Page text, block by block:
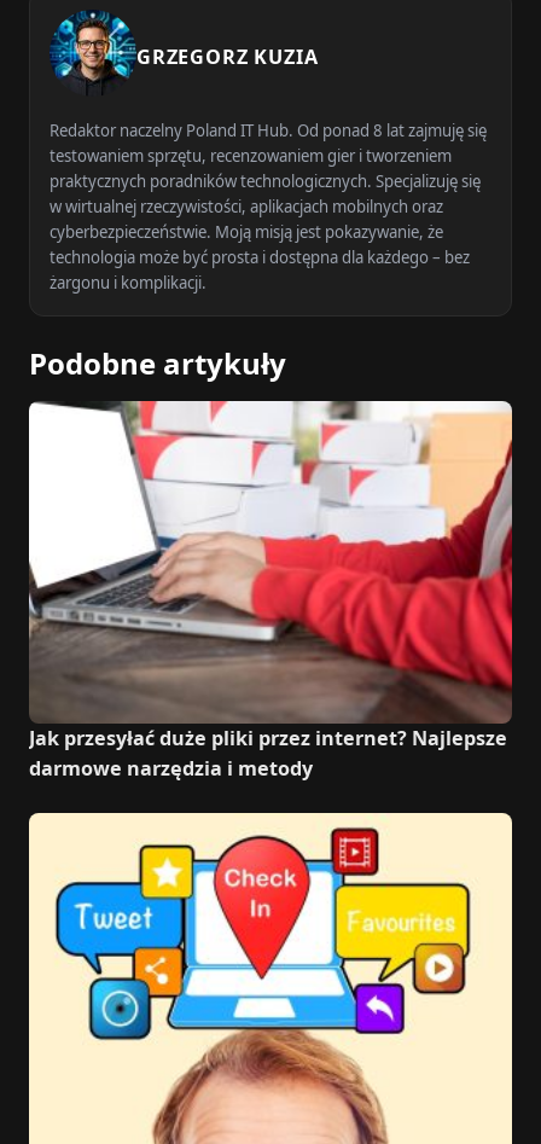
GRZEGORZ KUZIA
Redaktor naczelny Poland IT Hub. Od ponad 8 lat zajmuję się
testowaniem sprzętu, recenzowaniem gier i tworzeniem
praktycznych poradników technologicznych. Specjalizuję się
w wirtualnej rzeczywistości, aplikacjach mobilnych oraz
cyberbezpieczeństwie. Moją misją jest pokazywanie, że
technologia może być prosta i dostępna dla każdego – bez
żargonu i komplikacji.
Podobne artykuły
Jak przesyłać duże pliki przez internet? Najlepsze
darmowe narzędzia i metody